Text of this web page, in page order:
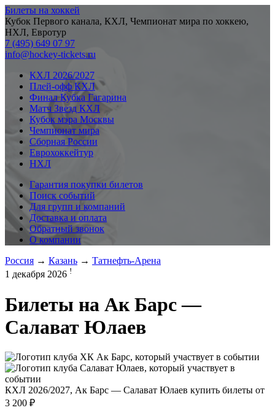
Билеты на хоккей
Кубок Первого канала, КХЛ, Чемпионат мира по хоккею,
НХЛ, Евротур
7 (495) 649 07 97
info@hockey-tickets.ru
КХЛ 2026/2027
Плей-офф КХЛ
Финал Кубка Гагарина
Матч Звезд КХЛ
Кубок мэра Москвы
Чемпионат мира
Сборная России
Еврохоккейтур
НХЛ
Гарантия покупки билетов
Поиск событий
Для групп и компаний
Доставка и оплата
Обратный звонок
О компании
Россия → Казань → Татнефть-Арена
1 декабря 2026 !
Билеты на Ак Барс —
Салават Юлаев
КХЛ 2026/2027, Ак Барс — Салават Юлаев купить билеты от
3 200 ₽